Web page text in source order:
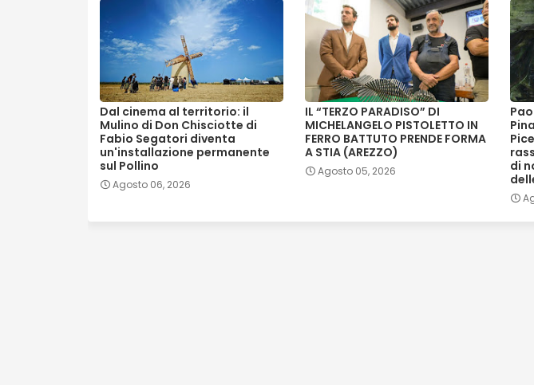
Dal cinema al territorio: il
Mulino di Don Chisciotte di
Fabio Segatori diventa
un'installazione permanente
sul Pollino
Agosto 06, 2026
IL “TERZO PARADISO” DI
MICHELANGELO PISTOLETTO IN
FERRO BATTUTO PRENDE FORMA
A STIA (AREZZO)
Agosto 05, 2026
di